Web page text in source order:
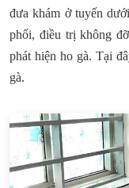
đưa khám ở tuyến
phổi, điều trị không
phát hiện ho gà. Tại
gà.